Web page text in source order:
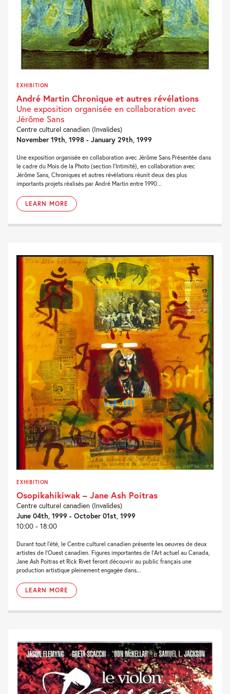
EXHIBITION
André Martin Chronique et autres révélations
Une exposition organisée en collaboration avec
Jérôme Sans
Centre culturel canadien (Invalides)
November 19th, 1998 - January 29th, 1999
Une exposition organisée en collaboration avec Jérôme Sans Présentée dans
le cadre du Mois de la Photo (section l'Intimité), en collaboration avec
Jérôme Sans, Chroniques et autres révélations réunit deux des plus
importants projets réalisés par André Martin entre 1990...
LEARN MORE
EXHIBITION
Osopikahikiwak – Jane Ash Poitras
Centre culturel canadien (Invalides)
June 04th, 1999 - October 01st, 1999
10:00 - 18:00
Durant tout l'été, le Centre culturel canadien présente les oeuvres de deux
artistes de l'Ouest canadien. Figures importantes de l'Art actuel au Canada,
Jane Ash Poitras et Rick Rivet feront découvrir au public français une
production artistique pleinement engagée dans...
LEARN MORE